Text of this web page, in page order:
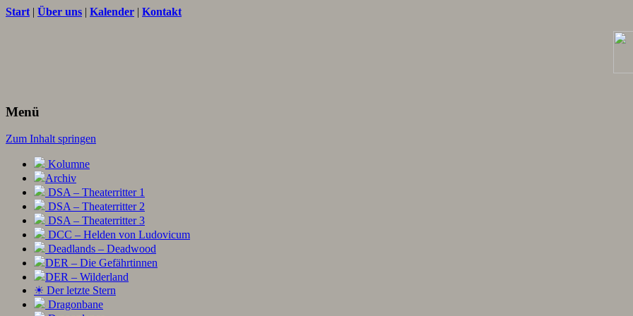
Start | Über uns | Kalender | Kontakt
Menü
Zum Inhalt springen
Kolumne
Archiv
DSA – Theaterritter 1
DSA – Theaterritter 2
DSA – Theaterritter 3
DCC – Helden von Ludovicum
Deadlands – Deadwood
DER – Die Gefährtinnen
DER – Wilderland
☀ Der letzte Stern
Dragonbane